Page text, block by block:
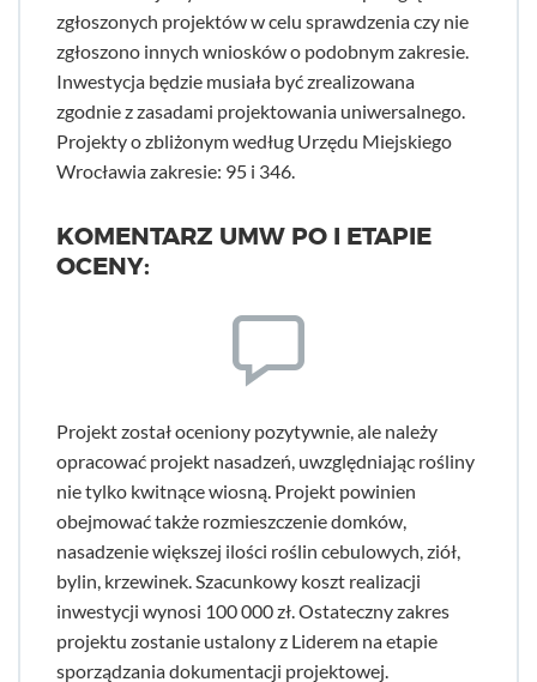
zgłoszonych projektów w celu sprawdzenia czy nie
zgłoszono innych wniosków o podobnym zakresie.
Inwestycja będzie musiała być zrealizowana
zgodnie z zasadami projektowania uniwersalnego.
Projekty o zbliżonym według Urzędu Miejskiego
Wrocławia zakresie: 95 i 346.
KOMENTARZ UMW PO I ETAPIE
OCENY:
Projekt został oceniony pozytywnie, ale należy
opracować projekt nasadzeń, uwzględniając rośliny
nie tylko kwitnące wiosną. Projekt powinien
obejmować także rozmieszczenie domków,
nasadzenie większej ilości roślin cebulowych, ziół,
bylin, krzewinek. Szacunkowy koszt realizacji
inwestycji wynosi 100 000 zł. Ostateczny zakres
projektu zostanie ustalony z Liderem na etapie
sporządzania dokumentacji projektowej.